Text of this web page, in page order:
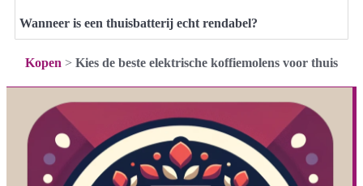
Wanneer is een thuisbatterij echt rendabel?
Kopen > Kies de beste elektrische koffiemolens voor thuis